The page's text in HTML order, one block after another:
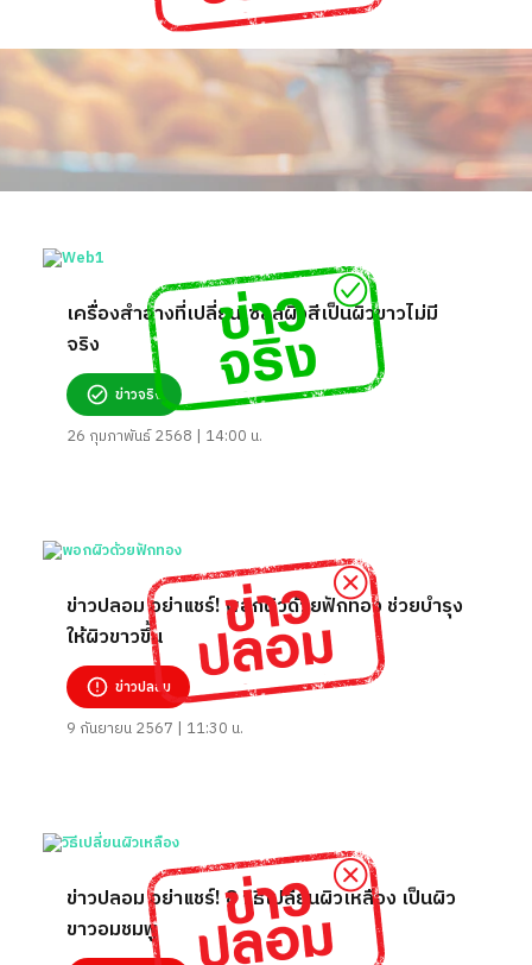
เครื่องสำอางที่เปลี่ยนเซลล์ผิวสีเป็นผิวขาวไม่มี
จริง
ข่าวจริง
26 กุมภาพันธ์ 2568 | 14:00 น.
ข่าวปลอม อย่าแชร์! พอกผิวด้วยฟักทอง ช่วยบำรุง
ให้ผิวขาวขึ้น
ข่าวปลอม
9 กันยายน 2567 | 11:30 น.
ข่าวปลอม อย่าแชร์! 8 วิธีเปลี่ยนผิวเหลือง เป็นผิว
ขาวอมชมพู